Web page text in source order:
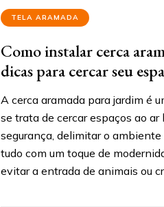
TELA ARAMADA
Como instalar cerca
dicas para cercar seu
A cerca aramada para jardim é
se trata de cercar espaços ao
segurança, delimitar o
tudo com um toque de
evitar a entrada de animais ou